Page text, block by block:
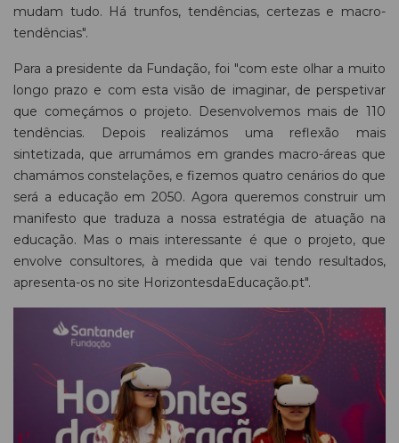
mudam tudo. Há trunfos, tendências, certezas e macro-
tendências".
Para a presidente da Fundação, foi "com este olhar a muito
longo prazo e com esta visão de imaginar, de perspetivar
que começámos o projeto. Desenvolvemos mais de 110
tendências. Depois realizámos uma reflexão mais
sintetizada, que arrumámos em grandes macro-áreas que
chamámos constelações, e fizemos quatro cenários do que
será a educação em 2050. Agora queremos construir um
manifesto que traduza a nossa estratégia de atuação na
educação. Mas o mais interessante é que o projeto, que
envolve consultores, à medida que vai tendo resultados,
apresenta-os no site HorizontesdaEducação.pt".